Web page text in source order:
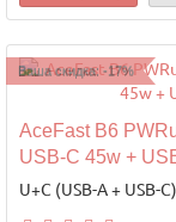
Ваша скидка: -17%
AceFast B6
USB-C 45w +
U+C (USB-A + USB-C)